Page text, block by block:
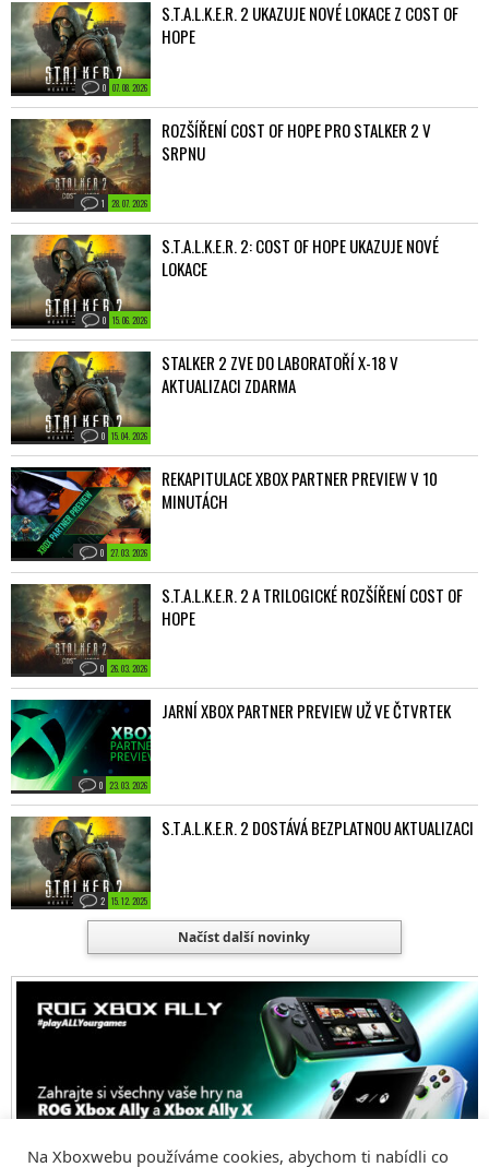
07. 08. 2026
0
S.T.A.L.K.E.R. 2 UKAZUJE NOVÉ LOKACE Z COST OF
HOPE
28. 07. 2026
1
ROZŠÍŘENÍ COST OF HOPE PRO STALKER 2 V
SRPNU
15. 06. 2026
0
S.T.A.L.K.E.R. 2: COST OF HOPE UKAZUJE NOVÉ
LOKACE
15. 04. 2026
0
STALKER 2 ZVE DO LABORATOŘÍ X-18 V
AKTUALIZACI ZDARMA
27. 03. 2026
0
REKAPITULACE XBOX PARTNER PREVIEW V 10
MINUTÁCH
26. 03. 2026
0
S.T.A.L.K.E.R. 2 A TRILOGICKÉ ROZŠÍŘENÍ COST OF
HOPE
23. 03. 2026
0
JARNÍ XBOX PARTNER PREVIEW UŽ VE ČTVRTEK
15. 12. 2025
2
S.T.A.L.K.E.R. 2 DOSTÁVÁ BEZPLATNOU AKTUALIZACI
Načíst další novinky
Na Xboxwebu používáme cookies, abychom ti nabídli co